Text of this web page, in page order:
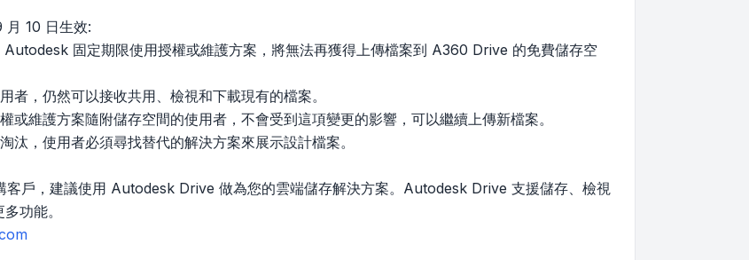
月 10 日生效:
固定期限使用授權或維護方案，將無法再獲得上傳檔案到 A360 Drive 的免費儲存空
者，仍然可以接收共用、檢視和下載現有的檔案。
或維護方案隨附儲存空間的使用者，不會受到這項變更的影響，可以繼續上傳新檔案。
汰，使用者必須尋找替代的解決方案來展示設計檔案。
戶，建議使用 Autodesk Drive 做為您的雲端儲存解決方案。Autodesk Drive 支援儲存、檢視
功能。